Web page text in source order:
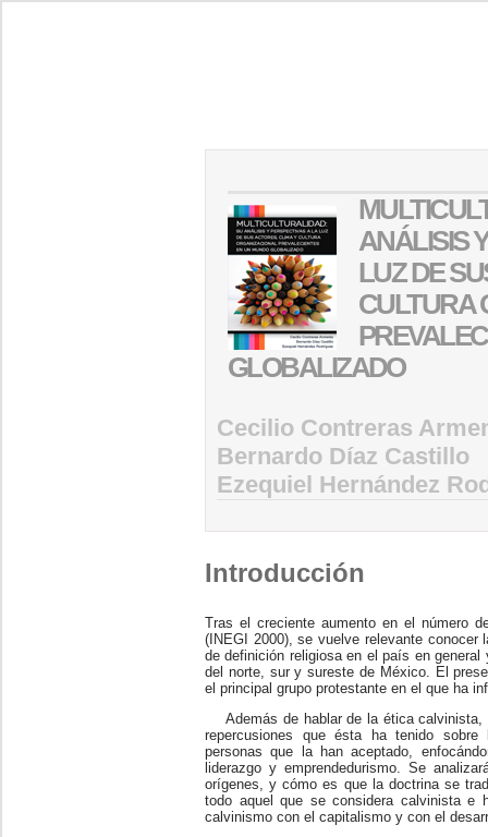
ANÁLISIS
LUZ DE
CULTURA
GLOBALIZADO
Cecilio Contreras
Bernardo Díaz Castillo
Ezequiel Hernández
Introducción
Tras el creciente aumento en el número
(INEGI 2000), se vuelve relevante
de definición religiosa en el país en
del norte, sur y sureste de México. El
el principal grupo protestante en el que ha
Además de hablar de la ética
repercusiones que ésta ha tenido
personas que la han aceptado,
liderazgo y emprendedurismo. Se
orígenes, y cómo es que la doctrina se
todo aquel que se considera calvinista e
calvinismo con el capitalismo y con el